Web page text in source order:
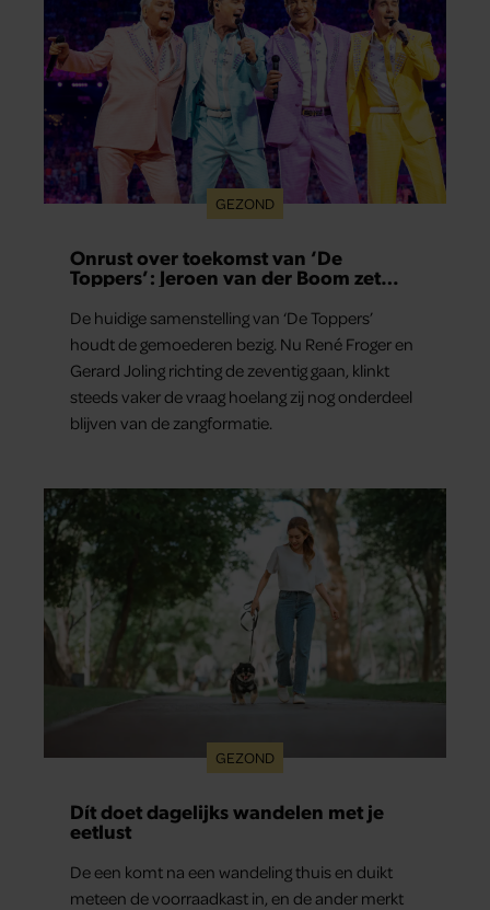
GEZOND
Onrust over toekomst van ‘De
Toppers’: Jeroen van der Boom zet
De huidige samenstelling van ‘De Toppers’
houdt de gemoederen bezig. Nu René Froger en
Gerard Joling richting de zeventig gaan, klinkt
steeds vaker de vraag hoelang zij nog onderdeel
blijven van de zangformatie.
GEZOND
Dít doet dagelijks wandelen met je
eetlust
De een komt na een wandeling thuis en duikt
meteen de voorraadkast in, en de ander merkt